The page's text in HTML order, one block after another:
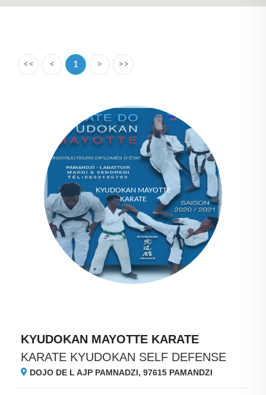
<< < 1 > >>
KYUDOKAN MAYOTTE
KARATE
KYUDOKAN MAYOTTE KARATE
KARATE KYUDOKAN SELF DEFENSE
DOJO DE L AJP PAMNADZI, 97615 PAMANDZI